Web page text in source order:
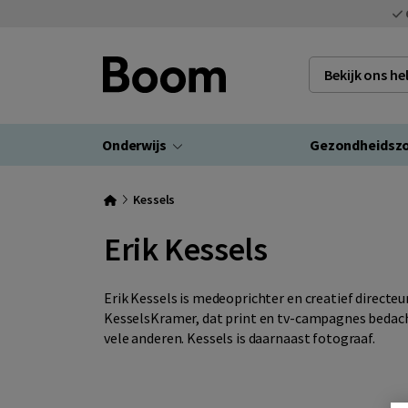
Bekijk ons
Onderwijs
Kessels
Erik Kessels
Erik Kessels is medeoprichter en creatief
KesselsKramer, dat print en tv-campagnes
vele anderen. Kessels is daarnaast fotograaf.